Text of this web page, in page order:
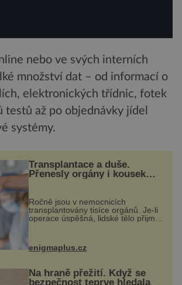
nebo ve svých interních
množství dat – od informací o
elektronických třídnic, fotek
testů až po objednávky jídel
systémy.
Transplantace a duše.
Přenesly orgány i kousek
Ročně jsou v nemocnicích
transplantovány tisíce orgánů. Je-li
operace úspěšná, lidské tělo přijme
co když při transplantaci
nepřijímám...
enigmaplus.cz
Na hraně přežití. Když se
bezpečnost teprve hledala